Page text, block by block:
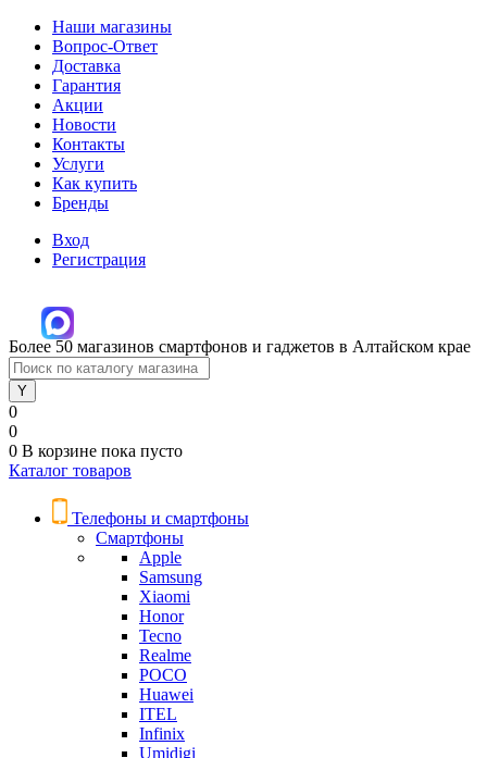
Наши магазины
Вопрос-Ответ
Доставка
Гарантия
Акции
Новости
Контакты
Услуги
Как купить
Бренды
Вход
Регистрация
Более 50 магазинов смартфонов и гаджетов в Алтайском крае
0
0
0 В корзине пока пусто
Каталог товаров
Телефоны и смартфоны
Смартфоны
Apple
Samsung
Xiaomi
Honor
Tecno
Realme
POCO
Huawei
ITEL
Infinix
Umidigi